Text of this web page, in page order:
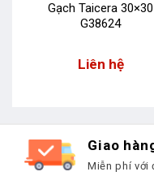
Gạch Taicera 30×30
G38624
Liên hệ
Giao
Miễn phí với